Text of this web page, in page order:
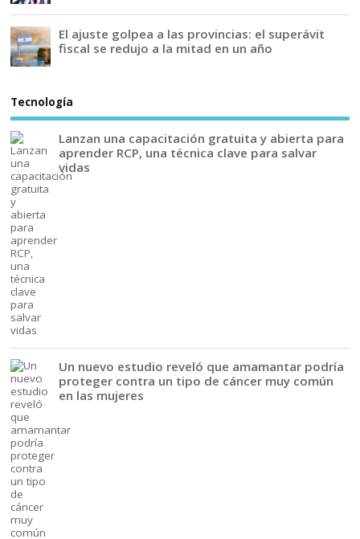
El ajuste golpea a las provincias: el superávit
fiscal se redujo a la mitad en un año
Tecnología
Lanzan una capacitación gratuita y abierta para
aprender RCP, una técnica clave para salvar
vidas
Un nuevo estudio reveló que amamantar podría
proteger contra un tipo de cáncer muy común
en las mujeres